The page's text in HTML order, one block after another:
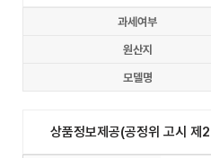
과세여부
원산지
모델명
상품정보제공(공정위 고시